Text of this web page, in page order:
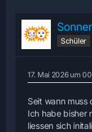
Schüler
17. Mai 2026 um
Seit wann muss
Ich habe bisher
liessen sich